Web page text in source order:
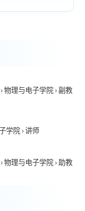
物理与电子学院 › 副教
学院 › 讲师
物理与电子学院 › 助教